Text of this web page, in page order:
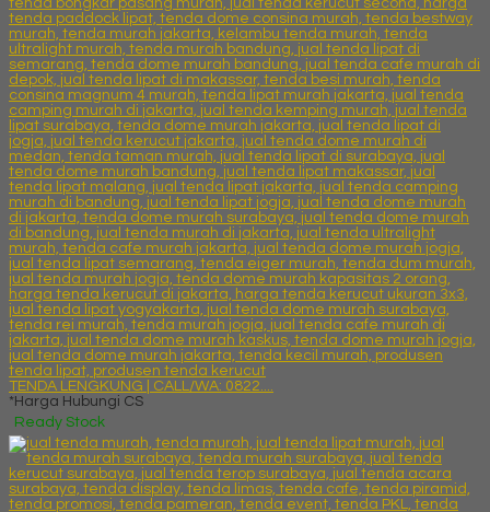
TENDA LENGKUNG | CALL/WA: 0822....
*Harga Hubungi CS
Ready Stock